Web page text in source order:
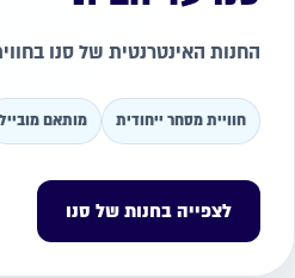
החנות האינטרנטית של סנו
חוויית מסחר ייחודית מותאם מובייל
לצפייה בחנות של סנו